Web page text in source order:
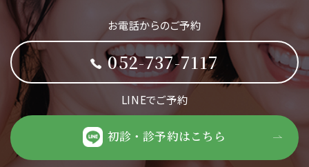
お電話からのご予約
052-737-7117
LINEでご予約
初診・診予約はこちら